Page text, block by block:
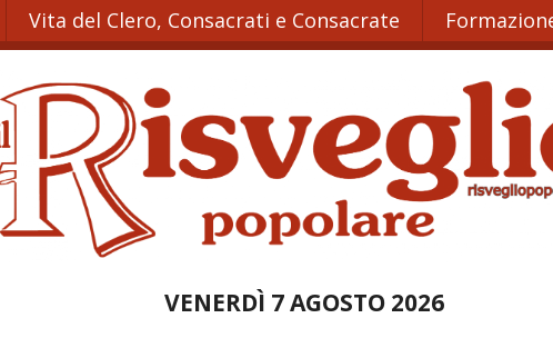
Vita del Clero, Consacrati e Consacrate
VENERDÌ 7 AGOSTO 2026